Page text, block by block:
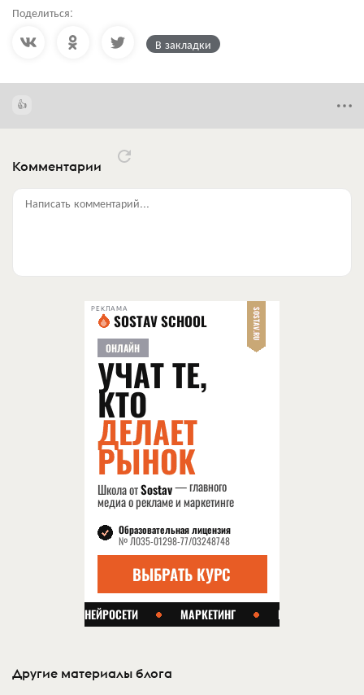
Поделиться:
В закладки
Комментарии
Написать комментарий...
РЕКЛАМА
Другие материалы блога